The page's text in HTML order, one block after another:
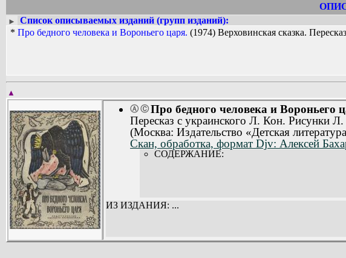
►
Список описываемых изданий (групп изданий):
* Про бедного человека и Вороньего царя. (1974) Верховинская сказка.
▲
Ⓐ Ⓒ Про бедного человека и Вороньего
Пересказ с украинского Л. Кон. Рисунки
(Москва: Издательство «Детская
Скан, обработка, формат Djv: Алексей
СОДЕРЖАНИЕ:
ИЗ ИЗДАНИЯ: ...